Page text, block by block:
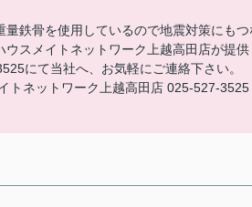
鉄骨を使用しているので地震対策にもつ
スメイトネットワーク上越高田店が提
にて当社へ、お気軽にご連絡下さい。
トネットワーク上越高田店 025-527-